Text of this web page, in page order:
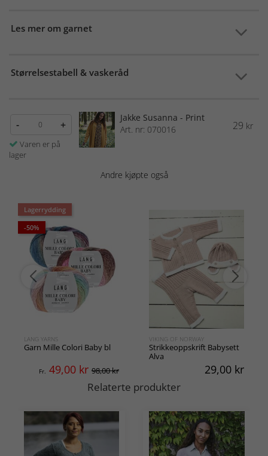
Les mer om garnet
Størrelsestabell & vaskeråd
- +
Varen er på
lager
Jakke Susanna - Print
Art. nr: 070016
29 kr
Andre kjøpte også
Lagerrydding
-50%
LANG YARNS
Garn Mille Colori Baby bl
Fr. 49,00 kr 98,00 kr
VIKING OF NORWAY
Strikkeoppskrift Babysett
Alva
29,00 kr
Relaterte produkter